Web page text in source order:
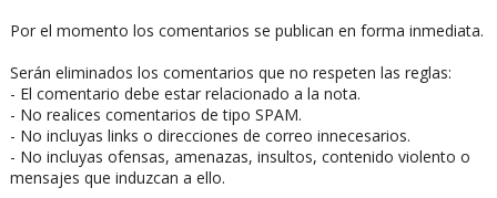
Por el momento los comentarios se publican en forma inmediata.
Serán eliminados los comentarios que no respeten las reglas:
- El comentario debe estar relacionado a la nota.
- No realices comentarios de tipo SPAM.
- No incluyas links o direcciones de correo innecesarios.
- No incluyas ofensas, amenazas, insultos, contenido violento o
mensajes que induzcan a ello.